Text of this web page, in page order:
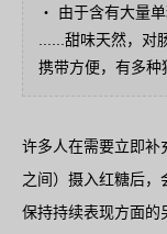
・ 由于含有大量
......甜味天然，对
携带方便，有多种
许多人在需要立即补
之间）摄入红糖后
保持持续表现方面的